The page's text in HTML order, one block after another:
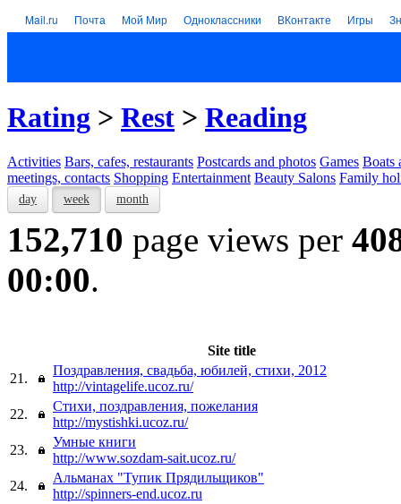
Mail.ru Почта Мой Мир Одноклассники ВКонтакте Игры
Rating > Rest > Reading
Activities Bars, cafes, restaurants Postcards and photos Games Boats
meetings, contacts Shopping Entertainment Beauty Salons Family
day week month
152,710 page views per
00:00.
Site title
21.
Поздравления, свадьба, юбилей, стихи, 2012
http://vintagelife.ucoz.ru/
22.
Стихи, поздравления, пожелания
http://mystishki.ucoz.ru/
23.
Умные книги
http://www.sozdam-sait.ucoz.ru/
24.
Альманах "Тупик Прядильщиков"
http://spinners-end.ucoz.ru